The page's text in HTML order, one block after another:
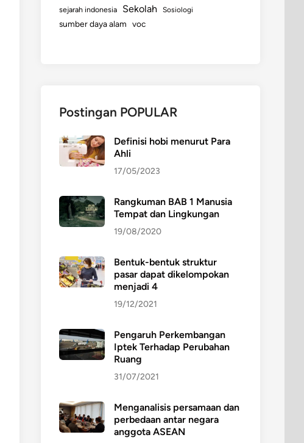
sejarah indonesia Sekolah Sosiologi
sumber daya alam voc
Postingan POPULAR
Definisi hobi menurut Para
Ahli
17/05/2023
Rangkuman BAB 1 Manusia
Tempat dan Lingkungan
19/08/2020
Bentuk-bentuk struktur
pasar dapat dikelompokan
menjadi 4
19/12/2021
Pengaruh Perkembangan
Iptek Terhadap Perubahan
Ruang
31/07/2021
Menganalisis persamaan dan
perbedaan antar negara
anggota ASEAN